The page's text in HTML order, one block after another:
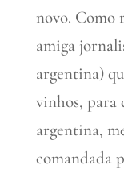
novo. Como
amiga
argentina)
vinhos, para
argentina,
comandada